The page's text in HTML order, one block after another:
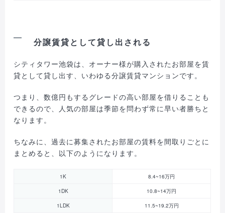
分譲賃貸として貸し出される
シティタワー池袋は、オーナー様が購入されたお部屋を賃
貸として貸し出す、いわゆる分譲賃貸マンションです。
つまり、数億円もするグレードの高い部屋を借りることも
できるので、人気の部屋は季節を問わず常に早い者勝ちと
なります。
ちなみに、過去に募集されたお部屋の賃料を間取りごとに
まとめると、以下のようになります。
1K 8.4~16万円
1DK 10.8~14万円
1LDK 11.5~19.2万円